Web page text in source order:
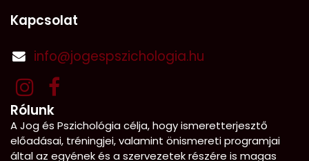
Kapcsolat
info@jogespszichologia.hu
Rólunk
A Jog és Pszichológia célja, hogy ismeretterjesztő
előadásai, tréningjei, valamint önismereti programjai
által az egyének és a szervezetek részére is magas